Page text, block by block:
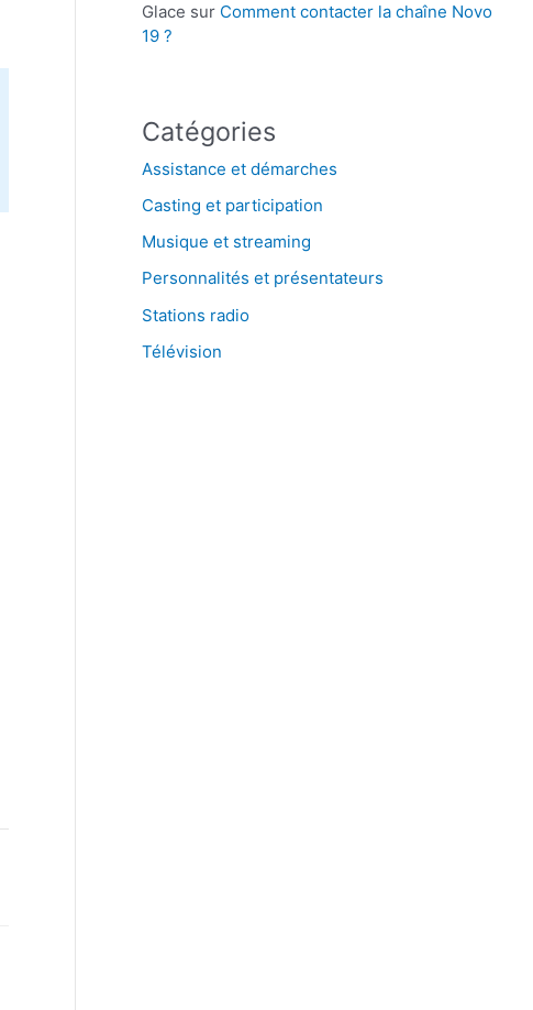
Glace sur Comment contacter la chaîne Novo
19 ?
Catégories
Assistance et démarches
Casting et participation
Musique et streaming
Personnalités et présentateurs
Stations radio
Télévision